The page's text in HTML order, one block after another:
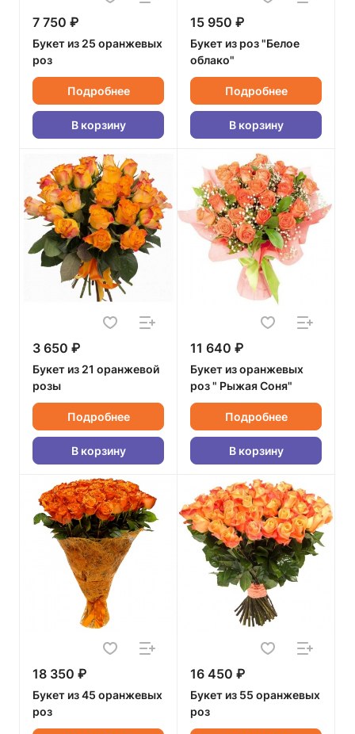
7 750 ₽
Букет из 25 оранжевых
роз
Подробнее
В корзину
15 950 ₽
Букет из роз "Белое
облако"
Подробнее
В корзину
3 650 ₽
Букет из 21 оранжевой
розы
Подробнее
В корзину
11 640 ₽
Букет из оранжевых
роз " Рыжая Соня"
Подробнее
В корзину
18 350 ₽
Букет из 45 оранжевых
роз
16 450 ₽
Букет из 55 оранжевых
роз